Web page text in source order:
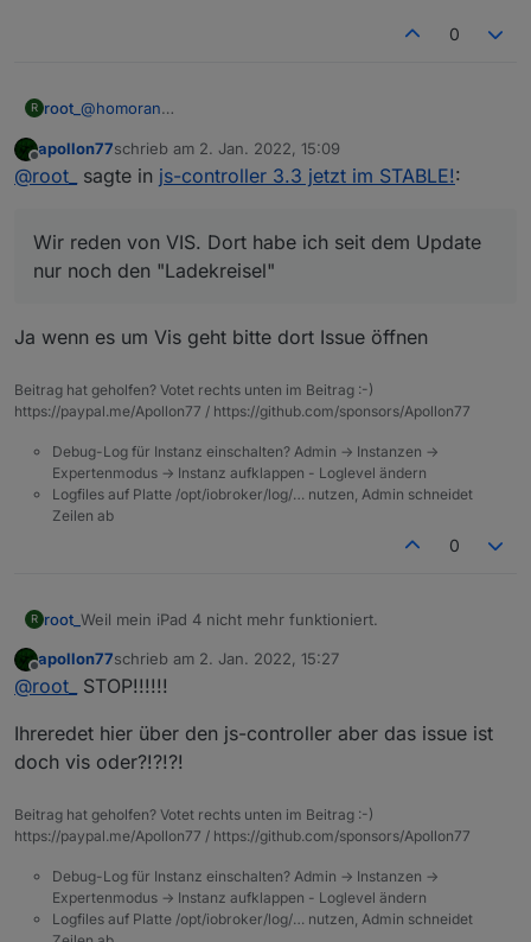
0
R root_ @homoran
so.
Vor dem update ging es und mit meinem Testsys und
Wir reden von VIS. Dort habe ich seit dem Update nur
noch den "Ladekreisel"
Offline
apollon77schrieb am 2. Jan. 2022, 15:09
zuletzt editiert von
@root_ sagte in js-controller 3.3 jetzt im STABLE!:
Wir reden von VIS. Dort habe ich seit dem Update
nur noch den "Ladekreisel"
Ja wenn es um Vis geht bitte dort Issue öffnen
Beitrag hat geholfen? Votet rechts unten im Beitrag :-)
https://paypal.me/Apollon77 / https://github.com/sponsors/Apollon77
Debug-Log für Instanz einschalten? Admin -> Instanzen ->
Expertenmodus -> Instanz aufklappen - Loglevel ändern
Logfiles auf Platte /opt/iobroker/log/… nutzen, Admin schneidet
Zeilen ab
0
R root_ Weil mein iPad 4 nicht mehr funktioniert.
Offline
apollon77schrieb am 2. Jan. 2022, 15:27
zuletzt editiert von
@root_
STOP!!!!!!
Ihreredet hier über den js-controller aber das issue ist
doch vis oder?!?!?!
Beitrag hat geholfen? Votet rechts unten im Beitrag :-)
https://paypal.me/Apollon77 / https://github.com/sponsors/Apollon77
Debug-Log für Instanz einschalten? Admin -> Instanzen ->
Expertenmodus -> Instanz aufklappen - Loglevel ändern
Logfiles auf Platte /opt/iobroker/log/… nutzen, Admin schneidet